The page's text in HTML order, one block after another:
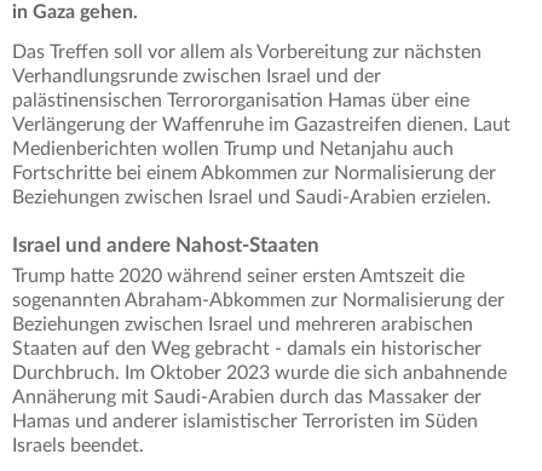
in Gaza gehen.
Das Treffen soll vor allem als Vorbereitung zur nächsten
Verhandlungsrunde zwischen Israel und der
palästinensischen Terrororganisation Hamas über eine
Verlängerung der Waffenruhe im Gazastreifen dienen. Laut
Medienberichten wollen Trump und Netanjahu auch
Fortschritte bei einem Abkommen zur Normalisierung der
Beziehungen zwischen Israel und Saudi-Arabien erzielen.
Israel und andere Nahost-Staaten
Trump hatte 2020 während seiner ersten Amtszeit die
sogenannten Abraham-Abkommen zur Normalisierung der
Beziehungen zwischen Israel und mehreren arabischen
Staaten auf den Weg gebracht - damals ein historischer
Durchbruch. Im Oktober 2023 wurde die sich anbahnende
Annäherung mit Saudi-Arabien durch das Massaker der
Hamas und anderer islamistischer Terroristen im Süden
Israels beendet.